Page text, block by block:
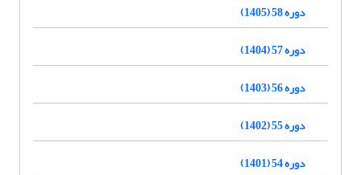
دوره 58 (1405)
دوره 57 (1404)
دوره 56 (1403)
دوره 55 (1402)
دوره 54 (1401)